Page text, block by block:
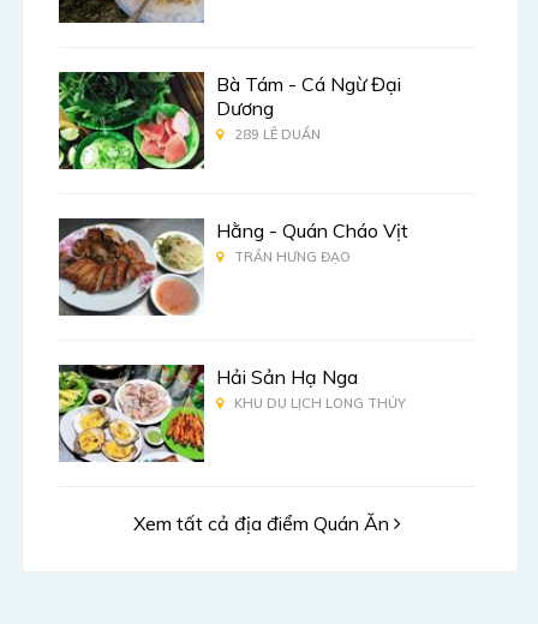
Bà Tám - Cá Ngừ Đại
Dương
289 LÊ DUẨN
Hằng - Quán Cháo Vịt
TRẦN HƯNG ĐẠO
Hải Sản Hạ Nga
KHU DU LỊCH LONG THỦY
Xem tất cả địa điểm Quán Ăn